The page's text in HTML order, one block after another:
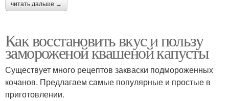
читать дальше →
Как восстановить вкус и пользу
замороженой квашеной капусты
Существует много рецептов закваски подмороженных
кочанов. Предлагаем самые популярные и простые в
приготовлении.